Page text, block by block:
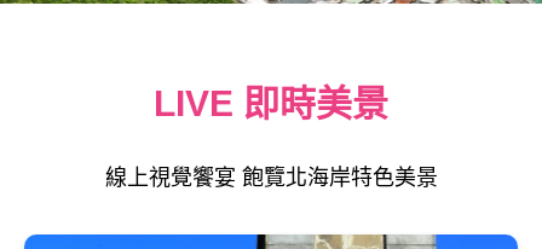
LIVE 即時美景
線上視覺饗宴 飽覽北海岸特色美景